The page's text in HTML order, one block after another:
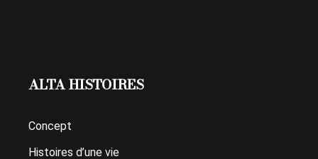
ALTA HISTOIRES
Concept
Histoires d’une vie